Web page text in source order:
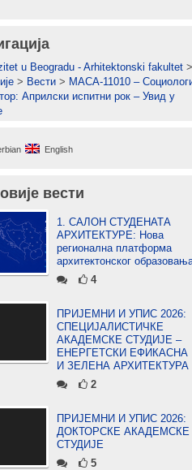
u Beogradu - Arhitektonski fakultet >
> Вести > МАСА-11010 –
Априлски испитни рок – Увид у
English
вести
1. САЛОН СТУДЕНАТА
АРХИТЕКТУРЕ: Нова
регионална платформа
архитектонског
4
ПРИЈЕМНИ И УПИС 2026:
СПЕЦИЈАЛИСТИЧКЕ
АКАДЕМСКЕ СТУДИЈЕ –
ЕНЕРГЕТСКИ ЕФИКАСНА
И ЗЕЛЕНА АРХИТЕКТУРА
2
ПРИЈЕМНИ И УПИС 2026:
ДОКТОРСКЕ АКАДЕМСКЕ
СТУДИЈЕ
5